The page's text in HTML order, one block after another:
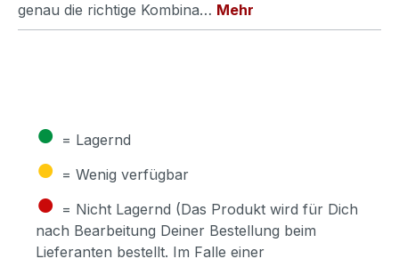
genau die richtige Kombina… Mehr
● = Lagernd
● = Wenig verfügbar
● = Nicht Lagernd (Das Produkt wird für Dich
nach Bearbeitung Deiner Bestellung beim
Lieferanten bestellt. Im Falle einer